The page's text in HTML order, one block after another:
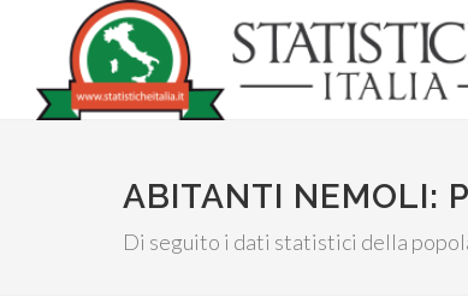
ABITANTI NEMOLI:
Di seguito i dati statistici della